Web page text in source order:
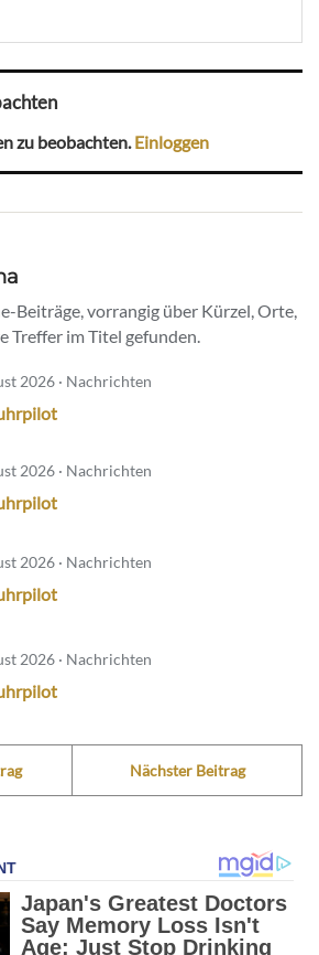
zu beobachten. Einloggen
Beiträge, vorrangig über Kürzel, Orte,
Treffer im Titel gefunden.
2026 · Nachrichten
2026 · Nachrichten
2026 · Nachrichten
2026 · Nachrichten
Nächster Beitrag